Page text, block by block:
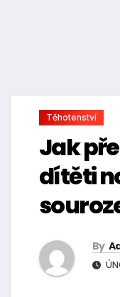
Těhotenství
Jak
dítěti
By